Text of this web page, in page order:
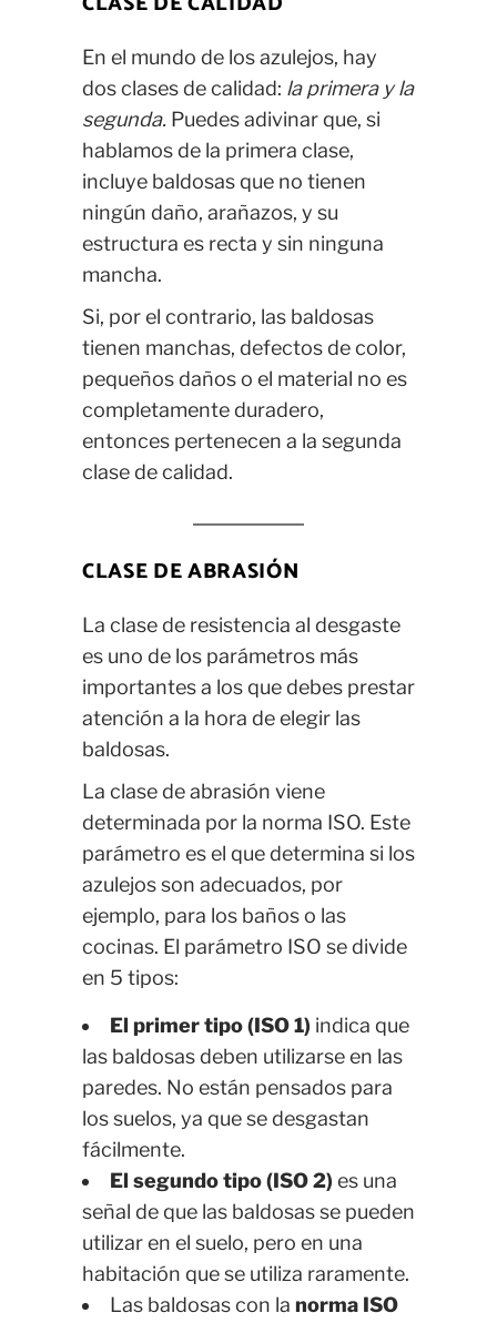
En el mundo de los azulejos, hay
dos clases de calidad: la primera y la
segunda. Puedes adivinar que, si
hablamos de la primera clase,
incluye baldosas que no tienen
ningún daño, arañazos, y su
estructura es recta y sin ninguna
mancha.
Si, por el contrario, las baldosas
tienen manchas, defectos de color,
pequeños daños o el material no es
completamente duradero,
entonces pertenecen a la segunda
clase de calidad.
CLASE DE ABRASIÓN
La clase de resistencia al desgaste
es uno de los parámetros más
importantes a los que debes prestar
atención a la hora de elegir las
baldosas.
La clase de abrasión viene
determinada por la norma ISO. Este
parámetro es el que determina si los
azulejos son adecuados, por
ejemplo, para los baños o las
cocinas. El parámetro ISO se divide
en 5 tipos:
El primer tipo (ISO 1) indica que
las baldosas deben utilizarse en las
paredes. No están pensados para
los suelos, ya que se desgastan
fácilmente.
El segundo tipo (ISO 2) es una
señal de que las baldosas se pueden
utilizar en el suelo, pero en una
habitación que se utiliza raramente.
Las baldosas con la norma ISO